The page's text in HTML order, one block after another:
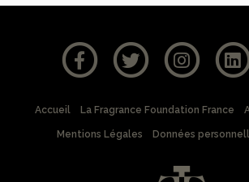
Accueil La Fragrance Foundation France
Mentions Légales Données